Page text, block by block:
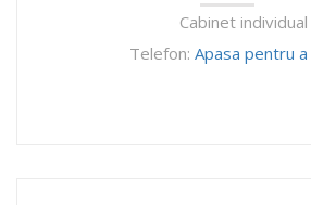
Cabinet individual
Telefon: Apasa pentru